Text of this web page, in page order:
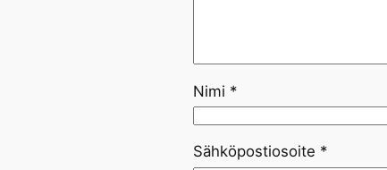
Nimi *
Sähköpostiosoite *